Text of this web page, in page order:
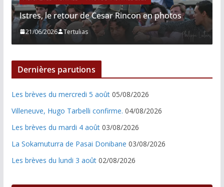
Istres, le retour de Cesar Rincon en photos
21/06/2026 Tertulias
Dernières parutions
Les brèves du mercredi 5 août 05/08/2026
Villeneuve, Hugo Tarbelli confirme. 04/08/2026
Les brèves du mardi 4 août 03/08/2026
La Sokamuturra de Pasai Donibane 03/08/2026
Les brèves du lundi 3 août 02/08/2026